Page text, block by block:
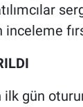
inceleme
ilk gün